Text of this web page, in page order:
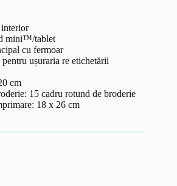
mini™/tablet
cu fermoar
ușuraria re etichetării
cm
15 cadru rotund de broderie
18 x 26 cm